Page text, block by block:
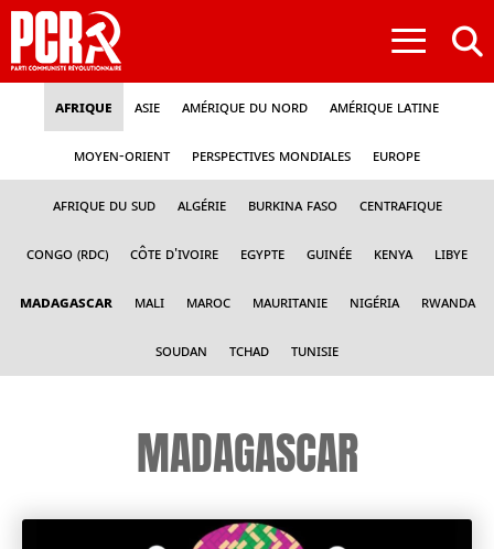
≡
Afrique Asie Amérique du nord Amérique latine
Moyen-Orient Perspectives mondiales Europe
Afrique du sud Algérie Burkina Faso Centrafique
Congo (RDC) Côte d'Ivoire Egypte Guinée Kenya Libye
Madagascar Mali Maroc Mauritanie Nigéria Rwanda
Soudan Tchad Tunisie
MADAGASCAR